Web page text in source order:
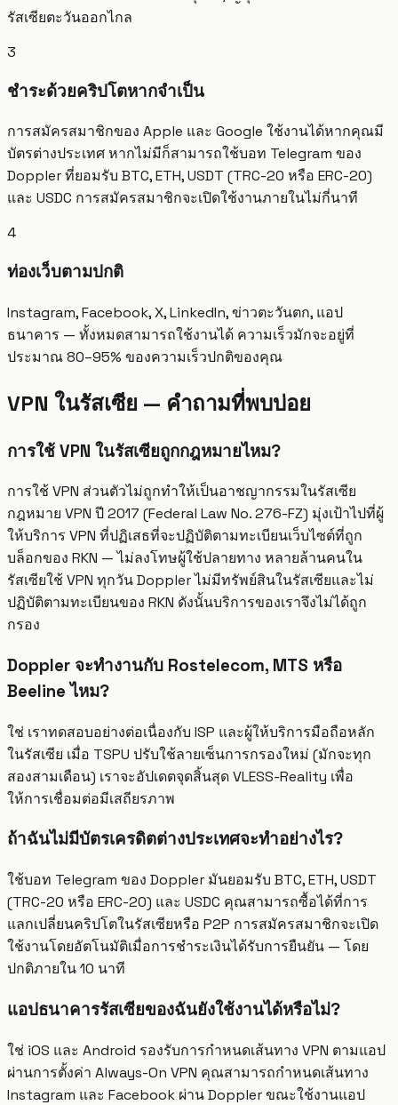
รัสเซียตะวันออกไกล
3
ชำระด้วยคริปโตหากจำเป็น
การสมัครสมาชิกของ Apple และ Google ใช้งานได้หากคุณมี
บัตรต่างประเทศ หากไม่มีก็สามารถใช้บอท Telegram ของ
Doppler ที่ยอมรับ BTC, ETH, USDT (TRC-20 หรือ ERC-20)
และ USDC การสมัครสมาชิกจะเปิดใช้งานภายในไม่กี่นาที
4
ท่องเว็บตามปกติ
Instagram, Facebook, X, LinkedIn, ข่าวตะวันตก, แอป
ธนาคาร — ทั้งหมดสามารถใช้งานได้ ความเร็วมักจะอยู่ที่
ประมาณ 80–95% ของความเร็วปกติของคุณ
VPN ในรัสเซีย — คำถามที่พบบ่อย
การใช้ VPN ในรัสเซียถูกกฎหมายไหม?
การใช้ VPN ส่วนตัวไม่ถูกทำให้เป็นอาชญากรรมในรัสเซีย
กฎหมาย VPN ปี 2017 (Federal Law No. 276-FZ) มุ่งเป้าไปที่ผู้
ให้บริการ VPN ที่ปฏิเสธที่จะปฏิบัติตามทะเบียนเว็บไซต์ที่ถูก
บล็อกของ RKN — ไม่ลงโทษผู้ใช้ปลายทาง หลายล้านคนใน
รัสเซียใช้ VPN ทุกวัน Doppler ไม่มีทรัพย์สินในรัสเซียและไม่
ปฏิบัติตามทะเบียนของ RKN ดังนั้นบริการของเราจึงไม่ได้ถูก
กรอง
Doppler จะทำงานกับ Rostelecom, MTS หรือ
Beeline ไหม?
ใช่ เราทดสอบอย่างต่อเนื่องกับ ISP และผู้ให้บริการมือถือหลัก
ในรัสเซีย เมื่อ TSPU ปรับใช้ลายเซ็นการกรองใหม่ (มักจะทุก
สองสามเดือน) เราจะอัปเดตจุดสิ้นสุด VLESS-Reality เพื่อ
ให้การเชื่อมต่อมีเสถียรภาพ
ถ้าฉันไม่มีบัตรเครดิตต่างประเทศจะทำอย่างไร?
ใช้บอท Telegram ของ Doppler มันยอมรับ BTC, ETH, USDT
(TRC-20 หรือ ERC-20) และ USDC คุณสามารถซื้อได้ที่การ
แลกเปลี่ยนคริปโตในรัสเซียหรือ P2P การสมัครสมาชิกจะเปิด
ใช้งานโดยอัตโนมัติเมื่อการชำระเงินได้รับการยืนยัน — โดย
ปกติภายใน 10 นาที
แอปธนาคารรัสเซียของฉันยังใช้งานได้หรือไม่?
ใช่ iOS และ Android รองรับการกำหนดเส้นทาง VPN ตามแอป
ผ่านการตั้งค่า Always-On VPN คุณสามารถกำหนดเส้นทาง
Instagram และ Facebook ผ่าน Doppler ขณะใช้งานแอป